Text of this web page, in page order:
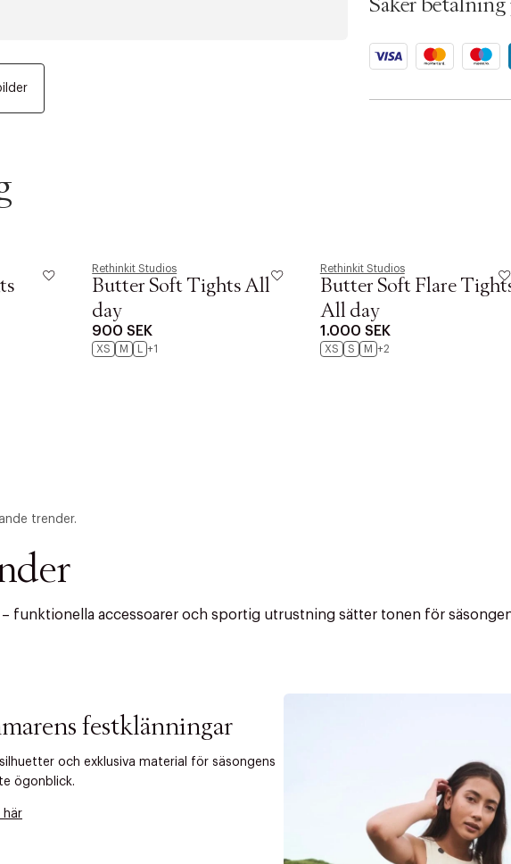
Säker betalning
Rethinkit Studios
Butter Soft Tights All
day
900 SEK
XS M +1
Rethinkit Studios
Butter Soft Flare
All day
1.000 SEK
XS S M +2
trender.
funktionella accessoarer och sportig utrustning sätter tonen för
festklänningar
och exklusiva material för säsongens
ögonblick.
här
ordrar över SEK 749 kr. för Goodie-medlemmar
2-5 arbetsdagar.
ÖNSKAN
PERSONAL DATA
ikke vise dig denne video. Tillad statistiske cookies for at kunne se